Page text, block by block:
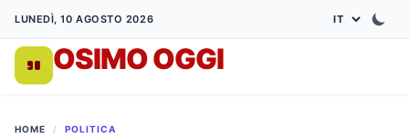
LUNEDÌ, 10 AGOSTO 2026
OSIMO OGGI
HOME / POLITICA